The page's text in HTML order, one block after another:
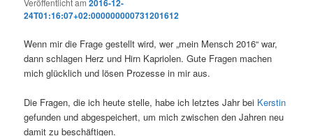
Veröffentlicht am2016-12-
24T01:16:07+02:000000000731201612
Wenn mir die Frage gestellt wird, wer „mein Mensch 2016“ war,
dann schlagen Herz und Hirn Kapriolen. Gute Fragen machen
mich glücklich und lösen Prozesse in mir aus.
Die Fragen, die ich heute stelle, habe ich letztes Jahr bei Kerstin
gefunden und abgespeichert, um mich zwischen den Jahren neu
damit zu beschäftigen.